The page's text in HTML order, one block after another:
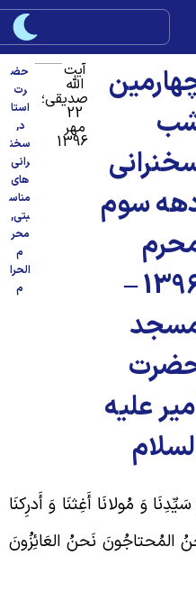
سوم
1396 –
علیه
آیت
الله
صدیقی؛
22
مهر
1396
حض
رت
استا
سخن
رانی
های
مناس
بتی,
محر
الحرا
وَ مُولانَا أَغِثنَا وَ أَدرِکنَا
نَحنُ العَائِزُونَ